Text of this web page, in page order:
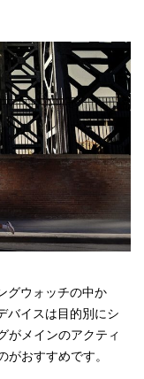
グウォッチの中か
バイスは目的別にシ
がメインのアクティ
おすすめです。